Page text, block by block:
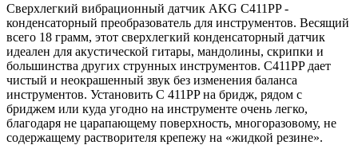
Сверхлегкий вибрационный датчик AKG C411PP -
конденсаторный преобразователь для инструментов. Весящий
всего 18 грамм, этот сверхлегкий конденсаторный датчик
идеален для акустической гитары, мандолины, скрипки и
большинства других струнных инструментов. C411PP дает
чистый и неокрашенный звук без изменения баланса
инструментов. Установить C 411PP на бридж, рядом с
бриджем или куда угодно на инструменте очень легко,
благодаря не царапающему поверхность, многоразовому, не
содержащему растворителя крепежу на «жидкой резине».